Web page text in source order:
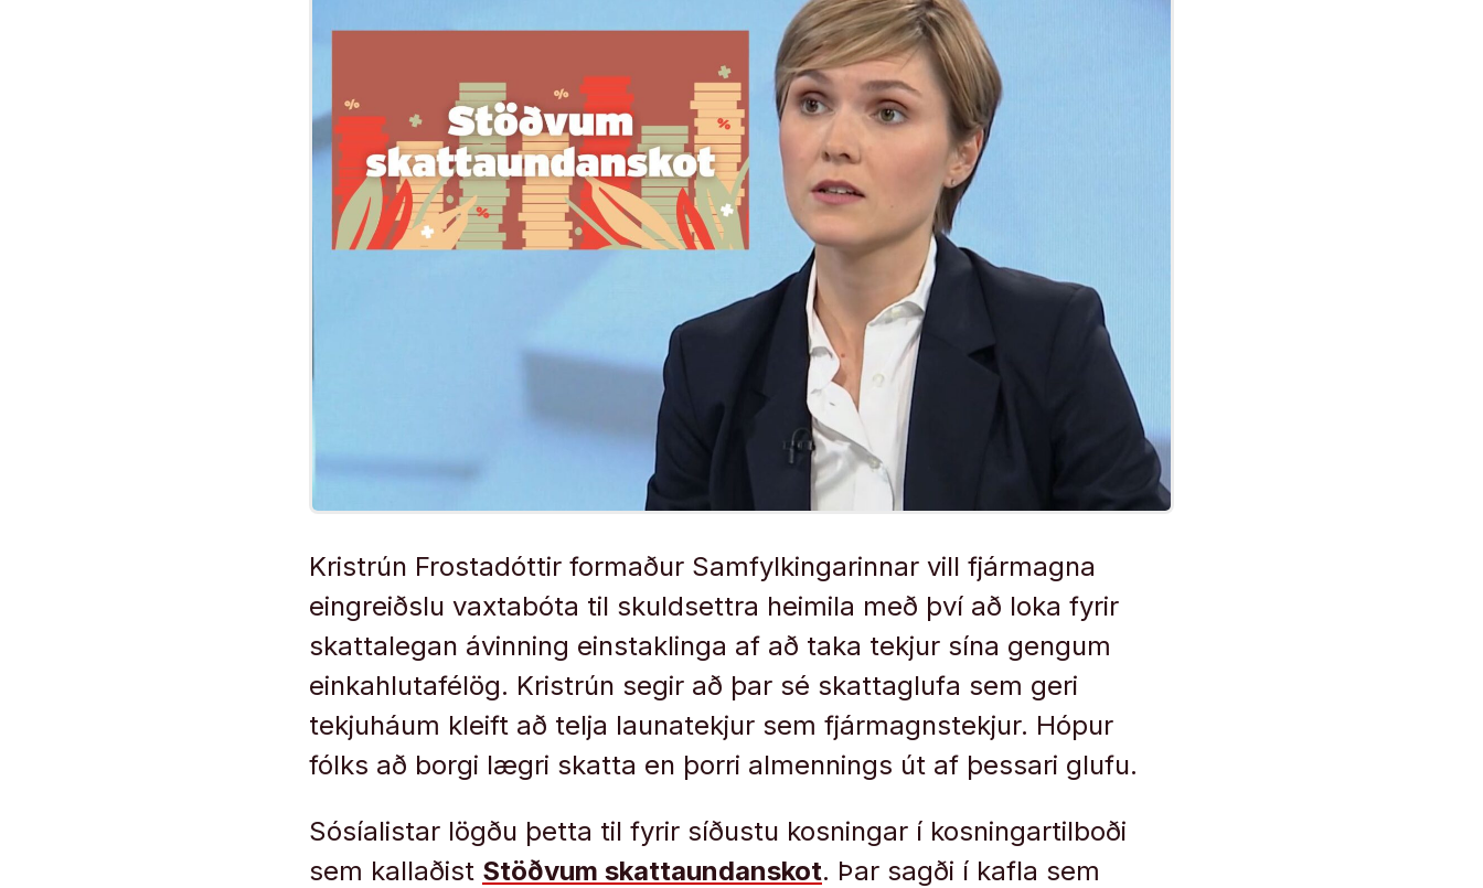
Kristrún Frostadóttir formaður Samfylkingarinnar vill fjármagna
eingreiðslu vaxtabóta til skuldsettra heimila með því að loka fyrir
skattalegan ávinning einstaklinga af að taka tekjur sína gengum
einkahlutafélög. Kristrún segir að þar sé skattaglufa sem geri
tekjuháum kleift að telja launatekjur sem fjármagnstekjur. Hópur
fólks að borgi lægri skatta en þorri almennings út af þessari glufu.
Sósíalistar lögðu þetta til fyrir síðustu kosningar í kosningartilboði
sem kallaðist Stöðvum skattaundanskot. Þar sagði í kafla sem